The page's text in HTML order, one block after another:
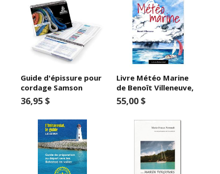
Guide d'épissure pour
cordage Samson
36,95 $
Livre Météo Marine
de Benoît Villeneuve,
55,00 $